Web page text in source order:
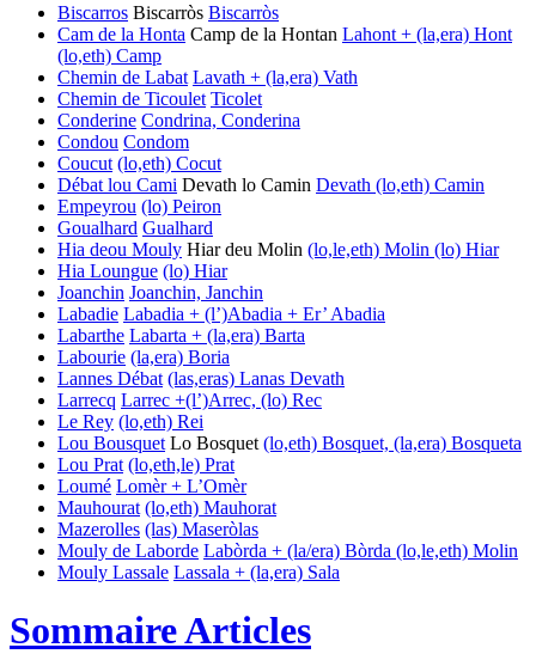
Biscarros Biscarròs Biscarròs
Cam de la Honta Camp de la Hontan Lahont + (la,era) Hont
(lo,eth) Camp
Chemin de Labat Lavath + (la,era) Vath
Chemin de Ticoulet Ticolet
Conderine Condrina, Conderina
Condou Condom
Coucut (lo,eth) Cocut
Débat lou Cami Devath lo Camin Devath (lo,eth) Camin
Empeyrou (lo) Peiron
Goualhard Gualhard
Hia deou Mouly Hiar deu Molin (lo,le,eth) Molin (lo) Hiar
Hia Loungue (lo) Hiar
Joanchin Joanchin, Janchin
Labadie Labadia + (l’)Abadia + Er’ Abadia
Labarthe Labarta + (la,era) Barta
Labourie (la,era) Boria
Lannes Débat (las,eras) Lanas Devath
Larrecq Larrec +(l’)Arrec, (lo) Rec
Le Rey (lo,eth) Rei
Lou Bousquet Lo Bosquet (lo,eth) Bosquet, (la,era) Bosqueta
Lou Prat (lo,eth,le) Prat
Loumé Lomèr + L’Omèr
Mauhourat (lo,eth) Mauhorat
Mazerolles (las) Maseròlas
Mouly de Laborde Labòrda + (la/era) Bòrda (lo,le,eth) Molin
Mouly Lassale Lassala + (la,era) Sala
Sommaire Articles